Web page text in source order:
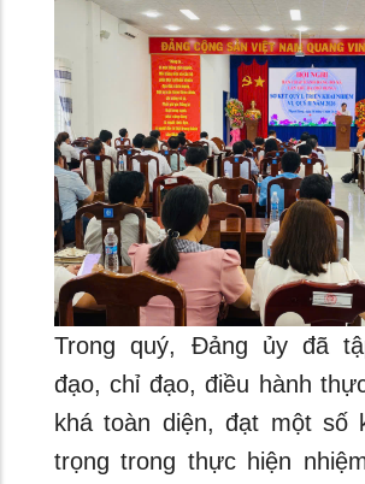
Trong quý, Đảng ủy đã
đạo, chỉ đạo, điều hành
khá toàn diện, đạt một số
trọng trong thực hiện